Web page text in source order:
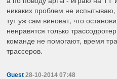
никаких проблем не
тут уж сам виноват, что
ненравятся только
команде не помогают, время
трассеров.
Guest 28-10-2014 07:48